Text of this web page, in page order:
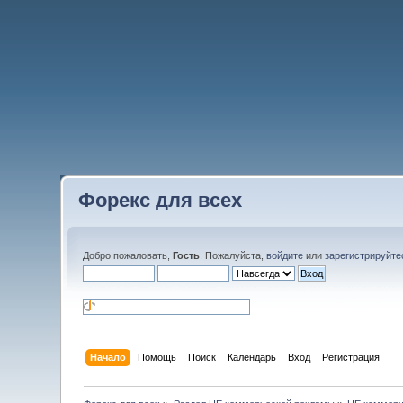
Форекс для всех
Добро пожаловать,Гость . Пожалуйста,войдите или
Начало Помощь Поиск Календарь Вход Регистрация